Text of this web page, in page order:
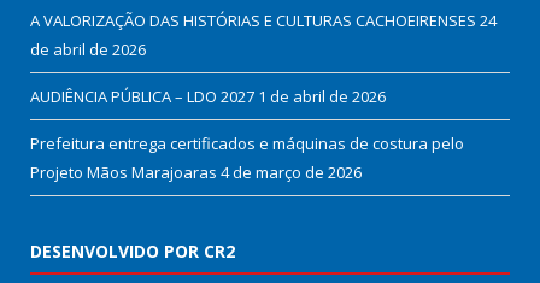
A VALORIZAÇÃO DAS HISTÓRIAS E CULTURAS CACHOEIRENSES 24
de abril de 2026
AUDIÊNCIA PÚBLICA – LDO 2027 1 de abril de 2026
Prefeitura entrega certificados e máquinas de costura pelo
Projeto Mãos Marajoaras 4 de março de 2026
DESENVOLVIDO POR CR2